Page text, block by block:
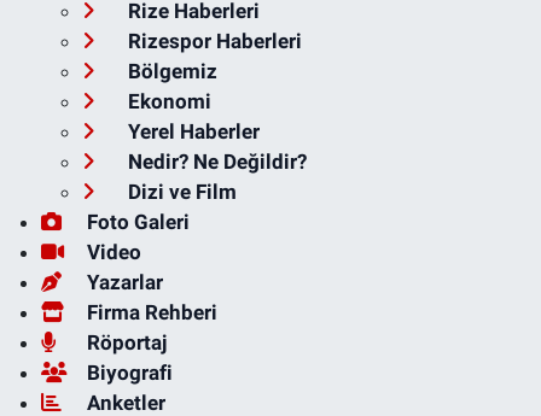
Rize Haberleri
Rizespor Haberleri
Bölgemiz
Ekonomi
Yerel Haberler
Nedir? Ne Değildir?
Dizi ve Film
Foto Galeri
Video
Yazarlar
Firma Rehberi
Röportaj
Biyografi
Anketler